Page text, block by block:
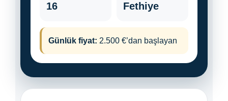
16 Fethiye
Günlük fiyat: 2.500 €’dan başlayan